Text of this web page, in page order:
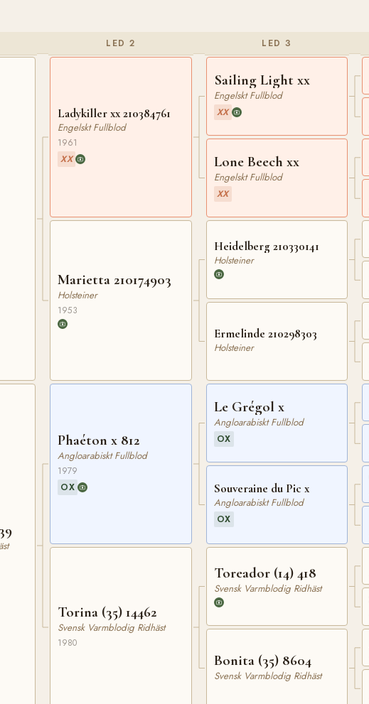
LED 2
Ladykiller xx 210384761
Engelskt Fullblod
1961
XX
Marietta 210174903
Holsteiner
1953
Phaéton x 812
Angloarabiskt Fullblod
1979
OX
Torina (35) 14462
Svensk Varmblodig Ridhäst
1980
LED 3
Sailing Light xx
Engelskt Fullblod
XX
Lone Beech xx
Engelskt Fullblod
XX
Heidelberg 210330141
Holsteiner
Ermelinde 210298303
Holsteiner
Le Grégol x
Angloarabiskt Fullblod
OX
Souveraine du Pic x
Angloarabiskt Fullblod
OX
Toreador (14) 418
Svensk Varmblodig Ridhäst
Bonita (35) 8604
Svensk Varmblodig Ridhäst